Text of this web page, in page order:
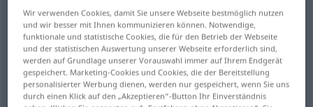
labil
Übersicht aller Übersetzungen
(Für mehr Details die Übersetzung anklicken/antippen)
niestały, chwiejny, labilny
Wir verwenden Cookies, damit Sie unsere Webseite bestmöglich nutzen
und wir besser mit Ihnen kommunizieren können. Notwendige,
funktionale und statistische Cookies, die für den Betrieb der Webseite
und der statistischen Auswertung unserer Webseite erforderlich sind,
werden auf Grundlage unserer Vorauswahl immer auf Ihrem Endgerät
gespeichert. Marketing-Cookies und Cookies, die der Bereitstellung
personalisierter Werbung dienen, werden nur gespeichert, wenn Sie uns
durch einen Klick auf den „Akzeptieren“-Button Ihr Einverständnis